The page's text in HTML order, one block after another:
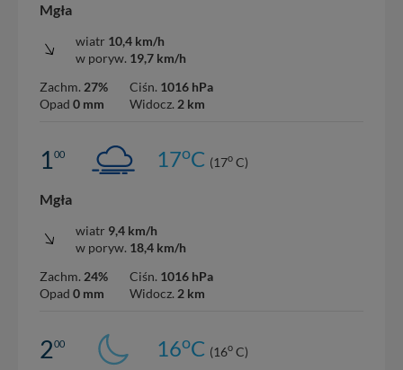
Mgła
wiatr 10,4 km/h
w poryw. 19,7 km/h
Zachm. 27%
Opad 0 mm
Ciśn. 1016 hPa
Widocz. 2 km
100 17oC (17o C)
Mgła
wiatr 9,4 km/h
w poryw. 18,4 km/h
Zachm. 24%
Opad 0 mm
Ciśn. 1016 hPa
Widocz. 2 km
200 16oC (16o C)